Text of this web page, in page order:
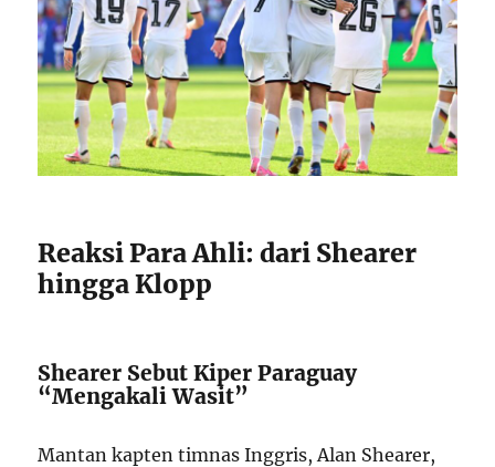
Reaksi Para Ahli: dari Shearer
hingga Klopp
Shearer Sebut Kiper Paraguay
“Mengakali Wasit”
Mantan kapten timnas Inggris, Alan Shearer,